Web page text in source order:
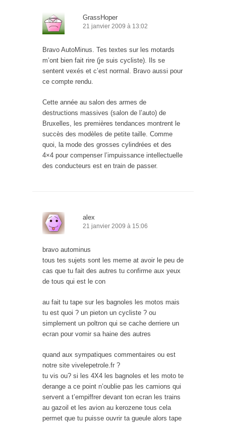
GrassHoper
21 janvier 2009 à 13:02
Bravo AutoMinus. Tes textes sur les motards
m’ont bien fait rire (je suis cycliste). Ils se
sentent vexés et c’est normal. Bravo aussi pour
ce compte rendu.
Cette année au salon des armes de
destructions massives (salon de l’auto) de
Bruxelles, les premières tendances montrent le
succès des modèles de petite taille. Comme
quoi, la mode des grosses cylindrées et des
4×4 pour compenser l’impuissance intellectuelle
des conducteurs est en train de passer.
alex
21 janvier 2009 à 15:06
bravo autominus
tous tes sujets sont les meme at avoir le peu de
cas que tu fait des autres tu confirme aux yeux
de tous qui est le con
au fait tu tape sur les bagnoles les motos mais
tu est quoi ? un pieton un cycliste ? ou
simplement un poltron qui se cache derriere un
ecran pour vomir sa haine des autres
quand aux sympatiques commentaires ou est
notre site vivelepetrole.fr ?
tu vis ou? si les 4X4 les bagnoles et les moto te
derange a ce point n’oublie pas les camions qui
servent a t’empiffrer devant ton ecran les trains
au gazoil et les avion au kerozene tous cela
permet que tu puisse ouvrir ta gueule alors tape